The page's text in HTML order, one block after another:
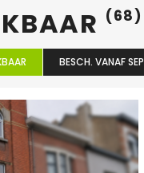
(68)
BESCH. VANAF